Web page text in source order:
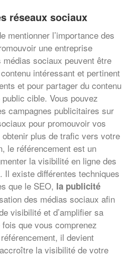
réseaux sociaux
mentionner l’importance des
une entreprise
sociaux peuvent être
intéressant et pertinent
et pour partager du contenu
cible. Vous pouvez
campagnes publicitaires sur
pour promouvoir vos
plus de trafic vers votre
le référencement est un
la visibilité en ligne des
existe différentes techniques
que le SEO, la publicité
des médias sociaux afin
visibilité et d’amplifier sa
que vous comprenez
il devient
la visibilité de votre